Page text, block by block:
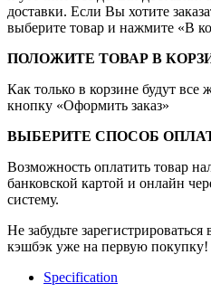
доставки. Если Вы хотите
выберите товар и нажмите «В
ПОЛОЖИТЕ ТОВАР В
Как только в корзине будут
кнопку «Оформить заказ»
ВЫБЕРИТЕ СПОСОБ
Возможность оплатить товар
банковской картой и онлайн
систему.
Не забудьте зарегистрироваться
кэшбэк уже на первую покупку!
Specification